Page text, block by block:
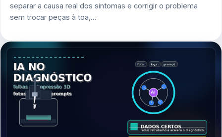
separar a causa real dos sintomas e corrigir o problema
sem trocar peças à toa,…